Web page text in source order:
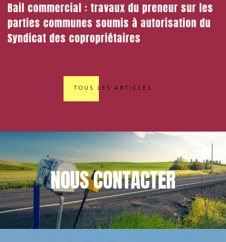
Bail commercial : travaux du preneur sur les
parties communes soumis à autorisation du
Syndicat des copropriétaires
TOUS LES ARTICLES
NOUSCONTACTER